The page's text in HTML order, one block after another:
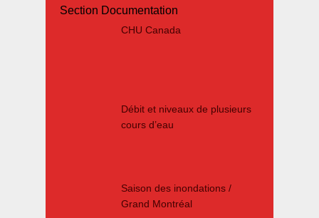
Section Documentation
CHU Canada
Débit et niveaux de plusieurs
cours d’eau
Saison des inondations /
Grand Montréal